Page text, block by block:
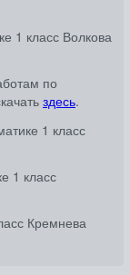
1 класс Волкова
по
здесь.
1 класс
1 класс
Кремнева